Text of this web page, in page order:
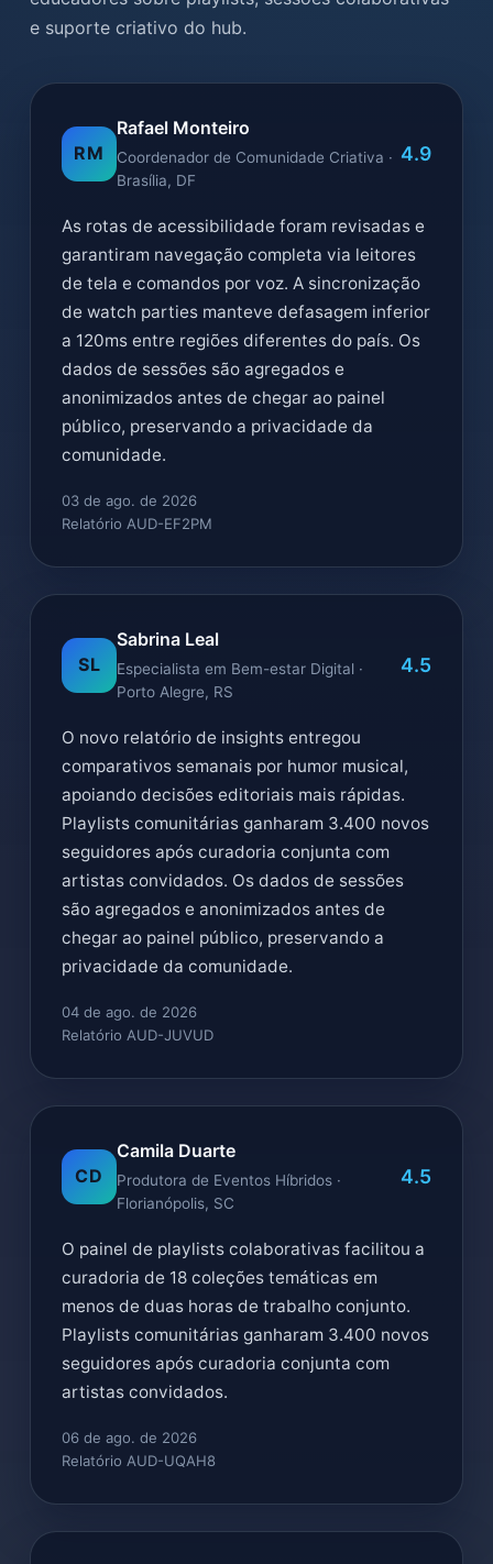
e suporte criativo do hub.
RM
Rafael Monteiro
Coordenador de Comunidade Criativa ·
Brasília, DF
4.9
As rotas de acessibilidade foram revisadas e
garantiram navegação completa via leitores
de tela e comandos por voz. A sincronização
de watch parties manteve defasagem inferior
a 120ms entre regiões diferentes do país. Os
dados de sessões são agregados e
anonimizados antes de chegar ao painel
público, preservando a privacidade da
comunidade.
03 de ago. de 2026
Relatório AUD-EF2PM
SL
Sabrina Leal
Especialista em Bem-estar Digital ·
Porto Alegre, RS
4.5
O novo relatório de insights entregou
comparativos semanais por humor musical,
apoiando decisões editoriais mais rápidas.
Playlists comunitárias ganharam 3.400 novos
seguidores após curadoria conjunta com
artistas convidados. Os dados de sessões
são agregados e anonimizados antes de
chegar ao painel público, preservando a
privacidade da comunidade.
04 de ago. de 2026
Relatório AUD-JUVUD
CD
Camila Duarte
Produtora de Eventos Híbridos ·
Florianópolis, SC
4.5
O painel de playlists colaborativas facilitou a
curadoria de 18 coleções temáticas em
menos de duas horas de trabalho conjunto.
Playlists comunitárias ganharam 3.400 novos
seguidores após curadoria conjunta com
artistas convidados.
06 de ago. de 2026
Relatório AUD-UQAH8